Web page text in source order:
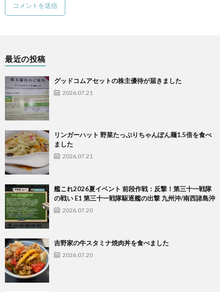
最近の投稿
グッドコムアセットの株主優待が届きました
2026.07.21
リンガーハット 野菜たっぷりちゃんぽん麺1.5倍を食べ
ました
2026.07.21
艦これ2026夏イベント 前段作戦：反撃！第三十一戦隊
の戦い E1 第三十一戦隊駆逐艦の出撃 九州沖/南西諸島沖
2026.07.20
吉野家の牛スタミナ焼肉丼を食べました
2026.07.20